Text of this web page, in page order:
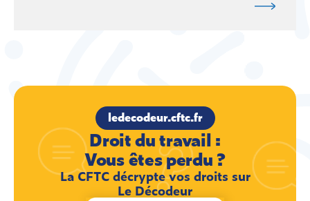
ledecodeur.cftc.fr
Droit du travail :
Vous êtes perdu ?
La CFTC décrypte vos droits sur
Le Décodeur